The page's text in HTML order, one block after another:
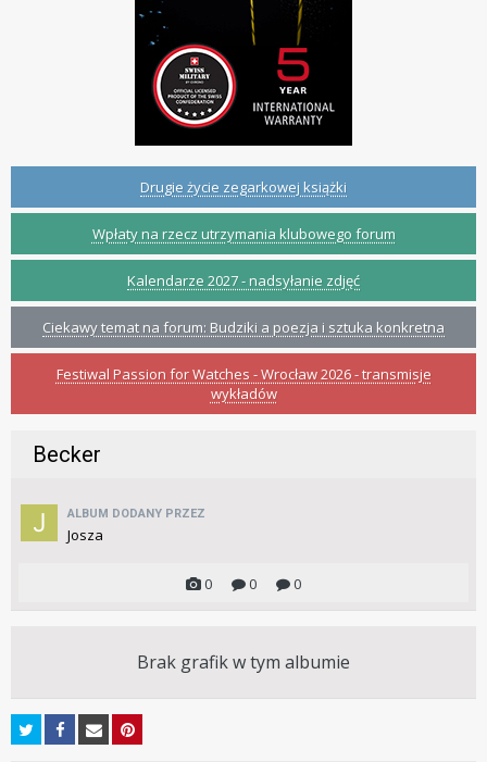
Drugie życie zegarkowej książki
Wpłaty na rzecz utrzymania klubowego forum
Kalendarze 2027 - nadsyłanie zdjęć
Ciekawy temat na forum: Budziki a poezja i sztuka konkretna
Festiwal Passion for Watches - Wrocław 2026 - transmisje
wykładów
Becker
ALBUM DODANY PRZEZ
Josza
0 0 0
Brak grafik w tym albumie